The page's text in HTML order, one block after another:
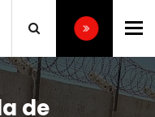
de